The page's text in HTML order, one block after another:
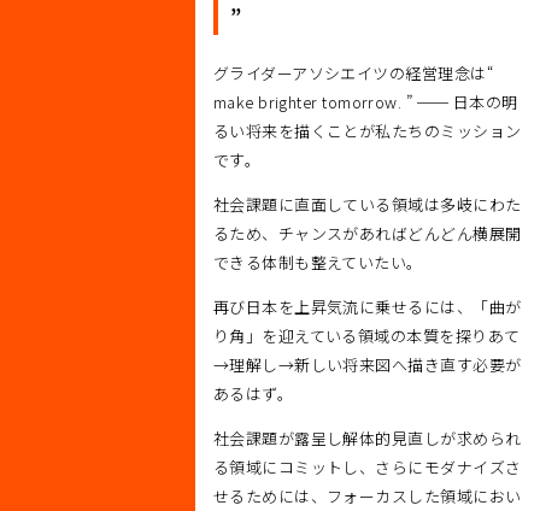
”
グライダーアソシエイツの経営理念は“
make brighter tomorrow. ” ── 日本の明
るい将来を描くことが私たちのミッション
です。
社会課題に直面している領域は多岐にわた
るため、チャンスがあればどんどん横展開
できる体制も整えていたい。
再び日本を上昇気流に乗せるには、「曲が
り角」を迎えている領域の本質を探りあて
→理解し→新しい将来図へ描き直す必要が
あるはず。
社会課題が露呈し解体的見直しが求められ
る領域にコミットし、さらにモダナイズさ
せるためには、フォーカスした領域におい